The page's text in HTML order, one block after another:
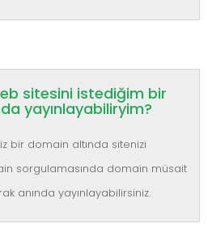
sitesini istediğim bir
yayınlayabiliryim?
bir domain altında sitenizi
sorgulamasında domain müsait
anında yayınlayabilirsiniz.